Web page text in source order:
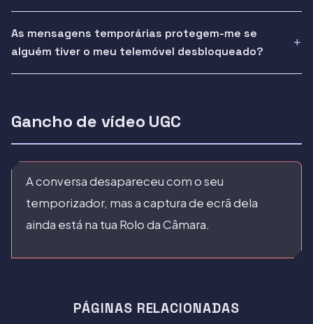
As mensagens temporárias protegem-me se
alguém tiver o meu telemóvel desbloqueado?
Gancho de vídeo UGC
A conversa desapareceu com o seu
temporizador, mas a captura de ecrã dela
ainda está na tua Rolo da Câmara.
PÁGINAS RELACIONADAS